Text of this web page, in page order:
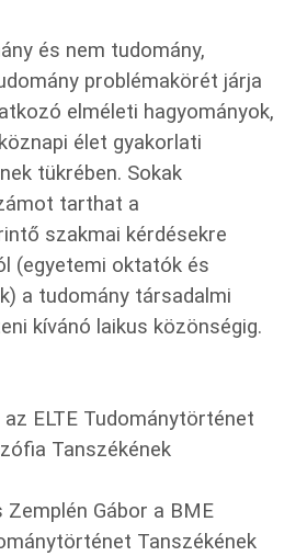
és nem tudomány,
problémakörét járja
elméleti hagyományok,
élet gyakorlati
tükrében. Sokak
tarthat a
szakmai kérdésekre
(egyetemi oktatók és
a tudomány társadalmi
kívánó laikus közönségig.
ELTE Tudománytörténet
Tanszékének
Zemplén Gábor a BME
Tanszékének